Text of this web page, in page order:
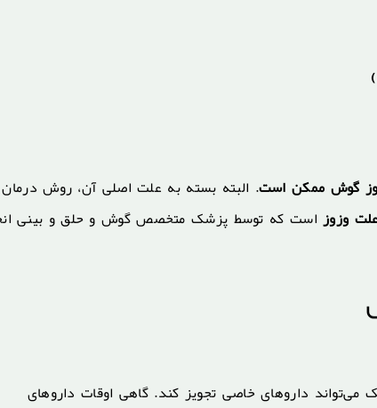
گوش ممکن است. البته بسته به علت اصلی آن، روش درمان
وزوزاست که توسط پزشک متخصص گوش و حلق و بینی
داروهای خاصی تجویز کند. گاهی اوقات داروهای